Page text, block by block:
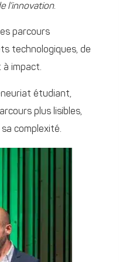
l’innovation.
parcours
technologiques, de
à impact.
étudiant,
plus lisibles,
complexité.